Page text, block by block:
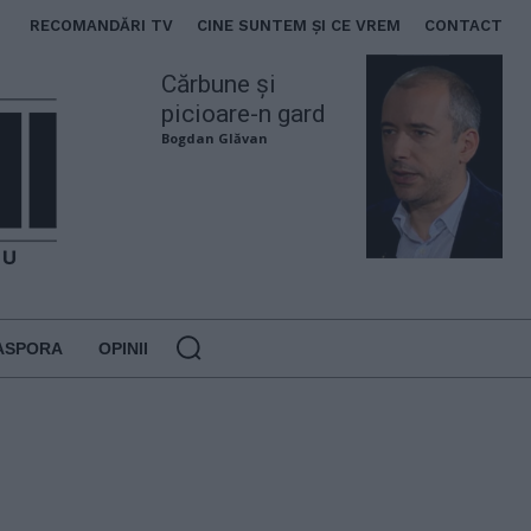
RECOMANDĂRI TV CINE SUNTEM ȘI CE VREM CONTACT
Cărbune și
picioare-n gard
Bogdan Glăvan
OPINII